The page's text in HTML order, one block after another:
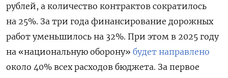
рублей, а количество контрактов сократилось
на 25%. За три года финансирование дорожных
работ уменьшилось на 32%. При этом в 2025 году
на «национальную оборону» будет направлено
около 40% всех расходов бюджета. За первое